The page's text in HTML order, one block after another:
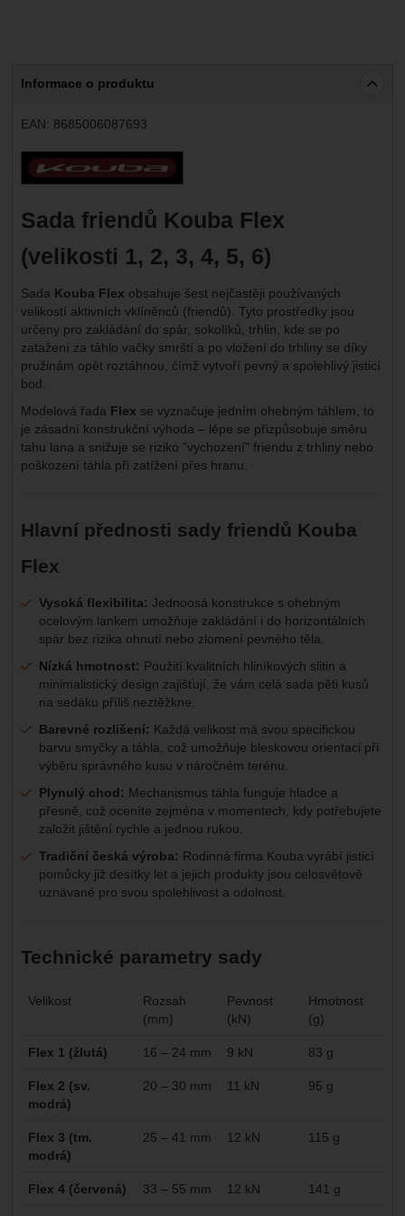
Zobrazit
abychom vám mohli zobrazit vhodné obsahy nebo reklamy
Informace o produktu
EAN: 8685006087693
Výrobce:
Sada friendů Kouba Flex
(velikosti 1, 2, 3, 4, 5, 6)
Sada Kouba Flex obsahuje šest nejčastěji používaných
velikostí aktivních vklíněnců (friendů). Tyto prostředky jsou
určeny pro zakládání do spár, sokolíků, trhlin, kde se po
zatažení za táhlo vačky smrští a po vložení do trhliny se díky
pružinám opět roztáhnou, čímž vytvoří pevný a spolehlivý jisticí
bod.
Modelová řada Flex se vyznačuje jedním ohebným táhlem, to
je zásadní konstrukční výhoda – lépe se přizpůsobuje směru
tahu lana a snižuje se riziko "vychození" friendu z trhliny nebo
poškození táhla při zatížení přes hranu.
Hlavní přednosti sady friendů Kouba
Flex
Vysoká flexibilita: Jednoosá konstrukce s ohebným
ocelovým lankem umožňuje zakládání i do horizontálních
spár bez rizika ohnutí nebo zlomení pevného těla.
Nízká hmotnost: Použití kvalitních hliníkových slitin a
minimalistický design zajišťují, že vám celá sada pěti kusů
na sedáku příliš neztěžkne.
Barevné rozlišení: Každá velikost má svou specifickou
barvu smyčky a táhla, což umožňuje bleskovou orientaci při
výběru správného kusu v náročném terénu.
Plynulý chod: Mechanismus táhla funguje hladce a
přesně, což oceníte zejména v momentech, kdy potřebujete
založit jištění rychle a jednou rukou.
Tradiční česká výroba: Rodinná firma Kouba vyrábí jisticí
pomůcky již desítky let a jejich produkty jsou celosvětově
uznávané pro svou spolehlivost a odolnost.
Technické parametry sady
Velikost
Rozsah
(mm)
Pevnost
(kN)
Hmotnost
(g)
Flex 1 (žlutá) 16 – 24 mm 9 kN 83 g
Flex 2 (sv.
modrá)
20 – 30 mm 11 kN 95 g
Flex 3 (tm.
modrá)
25 – 41 mm 12 kN 115 g
Flex 4 (červená) 33 – 55 mm 12 kN 141 g